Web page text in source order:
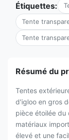
Étiquettes:
Tente
Tente
Résumé du
Tentes
d'igloo en gros
pièce étoilée du
matériaux
élevé et une